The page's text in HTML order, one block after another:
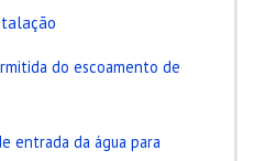
do escoamento de
entrada da água para